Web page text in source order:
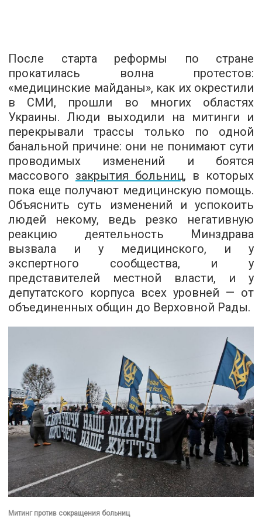
После старта реформы по стране
прокатилась волна протестов:
«медицинские майданы», как их окрестили
в СМИ, прошли во многих областях
Украины. Люди выходили на митинги и
перекрывали трассы только по одной
банальной причине: они не понимают сути
проводимых изменений и боятся
массового закрытия больниц, в которых
пока еще получают медицинскую помощь.
Объяснить суть изменений и успокоить
людей некому, ведь резко негативную
реакцию деятельность Минздрава
вызвала и у медицинского, и у
экспертного сообщества, и у
представителей местной власти, и у
депутатского корпуса всех уровней — от
объединенных общин до Верховной Рады.
Митинг против сокращения больниц